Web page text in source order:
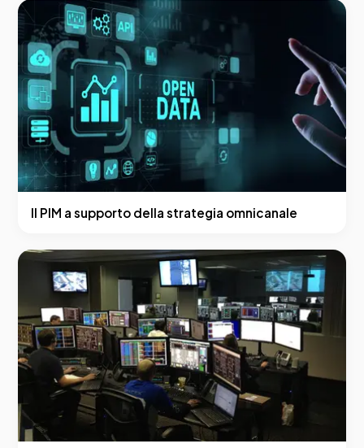
Il PIM a supporto della strategia omnicanale